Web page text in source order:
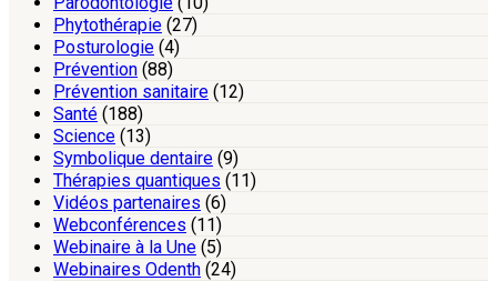
Phytothérapie (27)
Posturologie (4)
Prévention (88)
Prévention sanitaire (12)
Santé (188)
Science (13)
Symbolique dentaire (9)
Thérapies quantiques (11)
Vidéos partenaires (6)
Webconférences (11)
Webinaire à la Une (5)
Webinaires Odenth (24)